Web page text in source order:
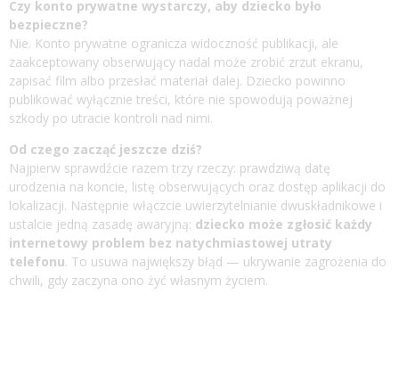
Czy konto prywatne wystarczy, aby dziecko było
bezpieczne?
Nie. Konto prywatne ogranicza widoczność publikacji, ale
zaakceptowany obserwujący nadal może zrobić zrzut ekranu,
zapisać film albo przesłać materiał dalej. Dziecko powinno
publikować wyłącznie treści, które nie spowodują poważnej
szkody po utracie kontroli nad nimi.
Od czego zacząć jeszcze dziś?
Najpierw sprawdźcie razem trzy rzeczy: prawdziwą datę
urodzenia na koncie, listę obserwujących oraz dostęp aplikacji do
lokalizacji. Następnie włączcie uwierzytelnianie dwuskładnikowe i
ustalcie jedną zasadę awaryjną: dziecko może zgłosić każdy
internetowy problem bez natychmiastowej utraty
telefonu. To usuwa największy błąd — ukrywanie zagrożenia do
chwili, gdy zaczyna ono żyć własnym życiem.